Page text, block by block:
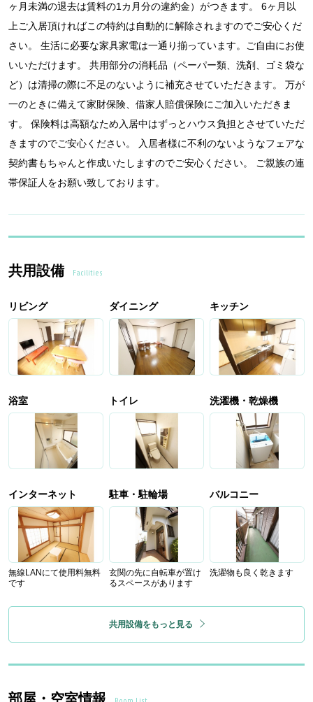
ヶ月未満の退去は賃料の1カ月分の違約金）がつきます。 6ヶ月以
上ご入居頂ければこの特約は自動的に解除されますのでご安心くだ
さい。 生活に必要な家具家電は一通り揃っています。ご自由にお使
いいただけます。 共用部分の消耗品（ペーパー類、洗剤、ゴミ袋な
ど）は清掃の際に不足のないように補充させていただきます。 万が
一のときに備えて家財保険、借家人賠償保険にご加入いただきま
す。 保険料は高額なため入居中はずっとハウス負担とさせていただ
きますのでご安心ください。 入居者様に不利のないようなフェアな
契約書もちゃんと作成いたしますのでご安心ください。 ご親族の連
帯保証人をお願い致しております。
共用設備 Facilities
リビング ダイニング キッチン
浴室 トイレ 洗濯機・乾燥機
インターネット
無線LANにて使用料無料
です
駐車・駐輪場
玄関の先に自転車が置け
るスペースがあります
バルコニー
洗濯物も良く乾きます
共用設備をもっと見る
部屋・空室情報